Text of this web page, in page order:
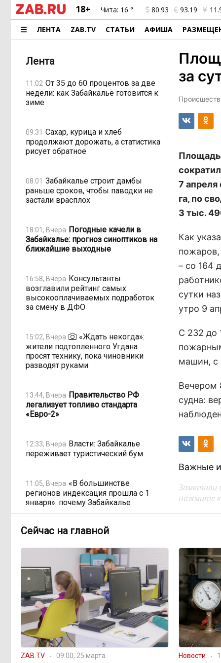
18+ Чита: 16 ° 80.93 93.19
ЛЕНТА ZAB.TV СТАТЬИ АФИША
Лента
11:02 От 35 до 60 процентов за две
недели: как Забайкалье готовится к
зиме
09:31 Сахар, курица и хлеб
продолжают дорожать, а статистика
рисует обратное
08:01 Забайкалье строит дамбы
раньше сроков, чтобы паводки не
застали врасплох
18:01, Вчера Погодные качели в
Забайкалье: прогноз синоптиков на
ближайшие выходные
16:58, Вчера Консультанты
возглавили рейтинг самых
высокооплачиваемых подработок
за смену в ДФО
15:02, Вчера
«Ждать некогда»:
жители подтопленного Угдана
просят технику, пока чиновники
разводят руками
13:44, Вчера Правительство РФ
легализует топливо стандарта
«Евро-2»
12:33, Вчера Власти: Забайкалье
переживает туристический бум
11:05, Вчера «В большинстве
регионов индексация прошла с 1
января»: почему Забайкалье
задержало повышение зарплат
10:16, Вчера
В Каларском округе
подрядчик и чиновник попали под
уголовные дела
08:38, Вчера 598 миллионов улетели в
Омск: как Забайкалье провалило
«Чистый воздух»
08:15, Вчера Депутат Госдумы
объяснил «неполноценность»
за
Площадь
7 апреля
га, по
3 тыс.
Как
пожаров,
– со 164
сутки
утро 9
С 232 до
машин, с
Вечером
судна:
Важные
Заметили
нажмите
Сейчас на главной
ZAB.TV 09:00, 25 марта Новости